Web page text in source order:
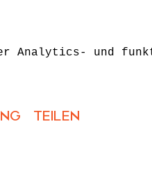
Analytics- und
teilen